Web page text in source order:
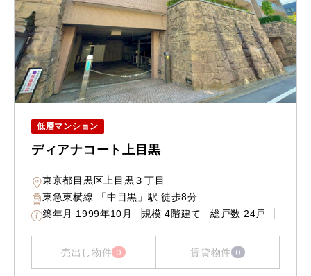
低層マンション
ディアナコート上目黒
東京都目黒区上目黒３丁目
東急東横線 「中目黒」駅 徒歩8分
築年月 1999年10月 規模 4階建て 総戸数 24戸
売出し物件 0 賃貸物件 0